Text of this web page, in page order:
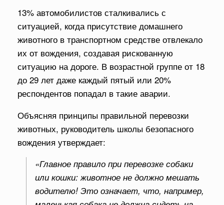
13% автомобилистов сталкивались с
ситуацией, когда присутствие домашнего
животного в транспортном средстве отвлекало
их от вождения, создавая рискованную
ситуацию на дороге. В возрастной группе от 18
до 29 лет даже каждый пятый или 20%
респондентов попадал в такие аварии.
Объясняя принципы правильной перевозки
животных, руководитель школы безопасного
вождения утверждает:
«Главное правило при перевозке собаки
или кошки: животное не должно мешать
водителю! Это означает, что, например,